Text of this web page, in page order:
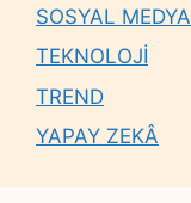
SOSYAL MEDYA
TEKNOLOJİ
TREND
YAPAY ZEKÂ